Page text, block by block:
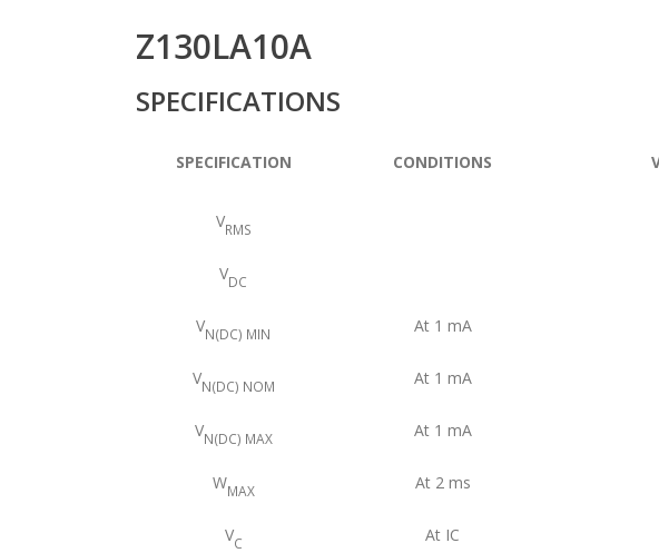
Z130LA10A
SPECIFICATIONS
SPECIFICATION CONDITIONS
VRMS
VDC
VN(DC) MIN At 1 mA
VN(DC) NOM At 1 mA
VN(DC) MAX At 1 mA
WMAX At 2 ms
VC At IC